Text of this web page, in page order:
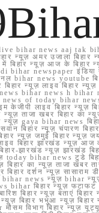
bihar news aaj tak
न्यूज़ अमर उजाला
न्यूज़ आज के बिहार
newspaper इंडिया
bihar news youtube
न्यूज़ लाइव
news bihar news
news of today
लाइव बिहार न्यूज़
ताजा खबर बिहार का
न्यूज़ gaya bihar
बिहार न्यूज़ चंपारण
जमुई बिहार न्यूज़
बिहार झारखंड न्यूज़
झारखंड न्यूज़ झारखंड
today bihar news
का न्यूज़ ताजा खबर
दर्शन न्यूज़ सासाराम
news न्यूज़ bihar
bihar बिहार न्यूज़
बिहार न्यूज़ बताएं
बिहार भभुआ न्यूज़
विभाग बिहार न्यूज़